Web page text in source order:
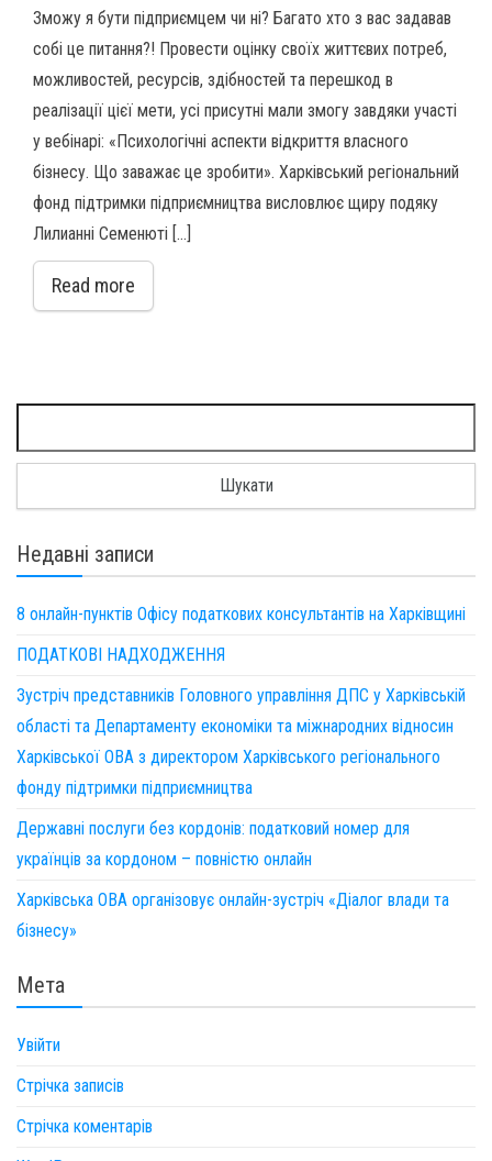
Зможу я бути підприємцем чи ні? Багато хто з вас задавав
собі це питання?! Провести оцінку своїх життєвих потреб,
можливостей, ресурсів, здібностей та перешкод в
реалізації цієї мети, усі присутні мали змогу завдяки участі
у вебінарі: «Психологічні аспекти відкриття власного
бізнесу. Що заважає це зробити». Харківський регіональний
фонд підтримки підприємництва висловлює щиру подяку
Лилианні Семенюті […]
Read more
Недавні записи
8 онлайн-пунктів Офісу податкових консультантів на Харківщині
ПОДАТКОВІ НАДХОДЖЕННЯ
Зустріч представників Головного управління ДПС у Харківській
області та Департаменту економіки та міжнародних відносин
Харківської ОВА з директором Харківського регіонального
фонду підтримки підприємництва
Державні послуги без кордонів: податковий номер для
українців за кордоном – повністю онлайн
Харківська ОВА організовує онлайн-зустріч «Діалог влади та
бізнесу»
Мета
Увійти
Стрічка записів
Стрічка коментарів